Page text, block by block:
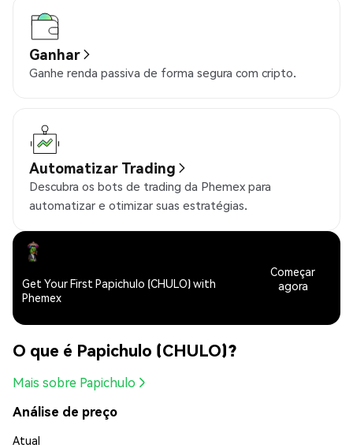
Ganhar
Ganhe renda passiva de forma segura com cripto.
Automatizar Trading
Descubra os bots de trading da Phemex para
automatizar e otimizar suas estratégias.
Get Your First Papichulo (CHULO) with
Phemex
Começar
agora
O que é Papichulo (CHULO)?
Mais sobre Papichulo
Análise de preço
Atual